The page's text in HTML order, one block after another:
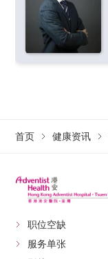
首页 健康资讯
职位空缺
服务单张